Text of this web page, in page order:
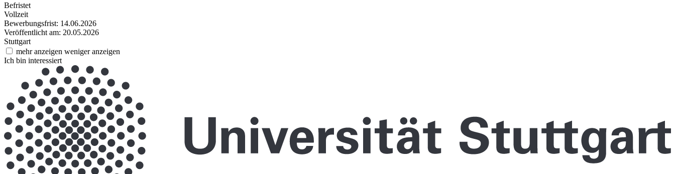
Befristet
Vollzeit
Bewerbungsfrist: 14.06.2026
Veröffentlicht am: 20.05.2026
Stuttgart
mehr anzeigen weniger anzeigen
Ich bin interessiert